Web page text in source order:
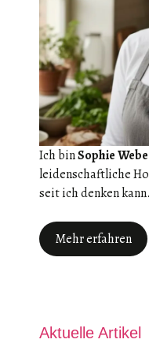
Ich binSophie
leidenschaftliche
seit ich denken kann.
Mehr erfahren
Aktuelle Artikel